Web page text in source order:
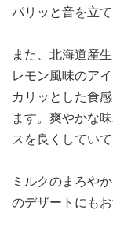
パリッと音を立
また、北海道産
レモン風味のア
カリッとした食
ます。爽やかな
スを良くしてい
ミルクのまろや
のデザートにも